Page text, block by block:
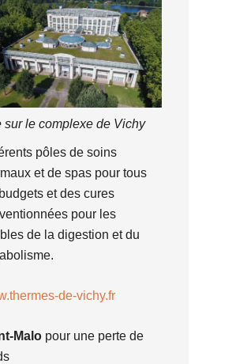
sur le complexe de Vichy
pôles de soins
et de spas pour tous
et des cures
pour les
de la digestion et du
de-vichy.fr
Malo pour une perte de